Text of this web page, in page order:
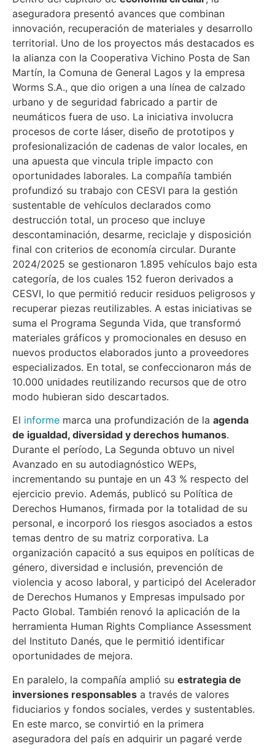
aseguradora presentó avances que combinan
innovación, recuperación de materiales y desarrollo
territorial. Uno de los proyectos más destacados es
la alianza con la Cooperativa Vichino Posta de San
Martín, la Comuna de General Lagos y la empresa
Worms S.A., que dio origen a una línea de calzado
urbano y de seguridad fabricado a partir de
neumáticos fuera de uso. La iniciativa involucra
procesos de corte láser, diseño de prototipos y
profesionalización de cadenas de valor locales, en
una apuesta que vincula triple impacto con
oportunidades laborales. La compañía también
profundizó su trabajo con CESVI para la gestión
sustentable de vehículos declarados como
destrucción total, un proceso que incluye
descontaminación, desarme, reciclaje y disposición
final con criterios de economía circular. Durante
2024/2025 se gestionaron 1.895 vehículos bajo esta
categoría, de los cuales 152 fueron derivados a
CESVI, lo que permitió reducir residuos peligrosos y
recuperar piezas reutilizables. A estas iniciativas se
suma el Programa Segunda Vida, que transformó
materiales gráficos y promocionales en desuso en
nuevos productos elaborados junto a proveedores
especializados. En total, se confeccionaron más de
10.000 unidades reutilizando recursos que de otro
modo hubieran sido descartados.
El informe marca una profundización de la agenda
de igualdad, diversidad y derechos humanos.
Durante el período, La Segunda obtuvo un nivel
Avanzado en su autodiagnóstico WEPs,
incrementando su puntaje en un 43 % respecto del
ejercicio previo. Además, publicó su Política de
Derechos Humanos, firmada por la totalidad de su
personal, e incorporó los riesgos asociados a estos
temas dentro de su matriz corporativa. La
organización capacitó a sus equipos en políticas de
género, diversidad e inclusión, prevención de
violencia y acoso laboral, y participó del Acelerador
de Derechos Humanos y Empresas impulsado por
Pacto Global. También renovó la aplicación de la
herramienta Human Rights Compliance Assessment
del Instituto Danés, que le permitió identificar
oportunidades de mejora.
En paralelo, la compañía amplió su estrategia de
inversiones responsables a través de valores
fiduciarios y fondos sociales, verdes y sustentables.
En este marco, se convirtió en la primera
aseguradora del país en adquirir un pagaré verde